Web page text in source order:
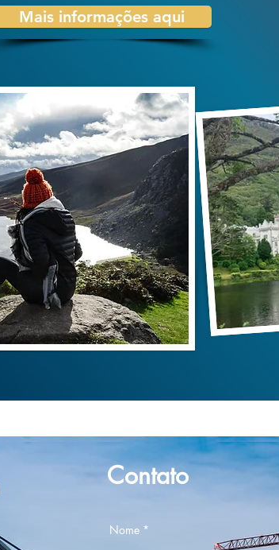
Mais informações aqui
Contato
Nome